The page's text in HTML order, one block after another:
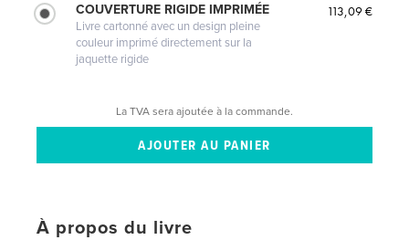
COUVERTURE RIGIDE IMPRIMÉE
Livre cartonné avec un design pleine
couleur imprimé directement sur la
jaquette rigide
113,09 €
La TVA sera ajoutée à la commande.
À propos du livre